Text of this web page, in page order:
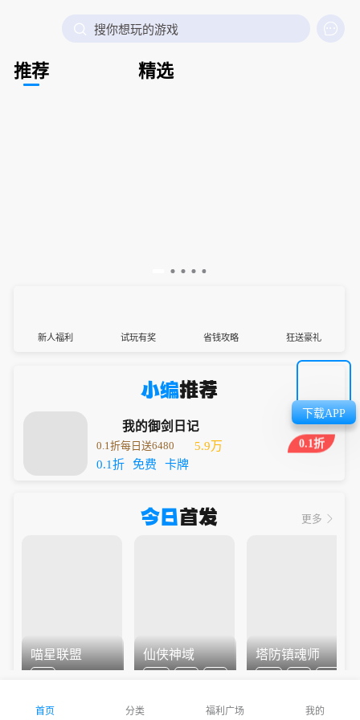
 搜你想玩的游戏
推荐 精选
新人福利 试玩有奖 省钱攻略 狂送豪礼
小编推荐
我的御剑日记
0.1折每日送6480
5.9万
0.1折
免费 卡牌
0.1折
今日首发 更多
喵星联盟 仙侠神域 塔防镇魂师
下载APP
首页 分类 福利广场 我的